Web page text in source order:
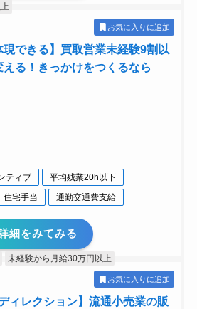
お気に入りに追加
現できる】買取営業未経験9割以
える！きっかけをつくるなら
ティブ
平均残業20h以下
住宅手当 通勤交通費支給
細をみてみる
未経験から月給30万円以上
お気に入りに追加
ィレクション】流通小売業の販